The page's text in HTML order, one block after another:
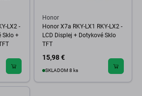
LX2 -
Sklo +
Honor
Honor X7a RKY-LX1 RKY-LX2 -
LCD Displej + Dotykové Sklo
TFT
15,98 €
SKLADOM 8 ks